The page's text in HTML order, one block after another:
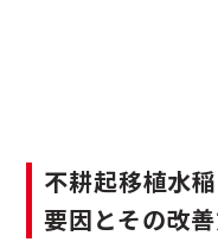
不耕起移植水
要因とその改